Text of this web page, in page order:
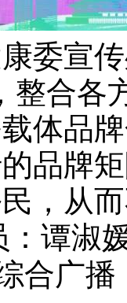
委宣
整合各
体品
品牌
，从
：谭淑
合广播